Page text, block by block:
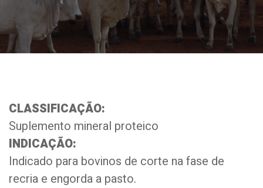
CLASSIFICAÇÃO:
Suplemento mineral proteico
INDICAÇÃO:
Indicado para bovinos de corte na fase de
recria e engorda a pasto.